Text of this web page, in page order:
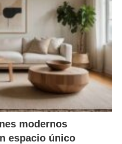
modernos
espacio único